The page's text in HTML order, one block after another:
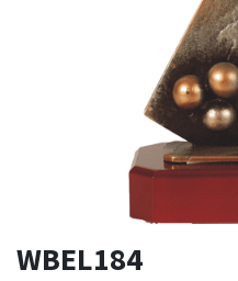
WBEL184